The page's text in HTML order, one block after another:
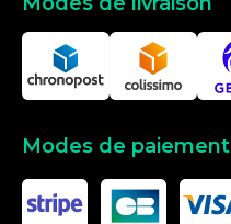
Modes de paiement